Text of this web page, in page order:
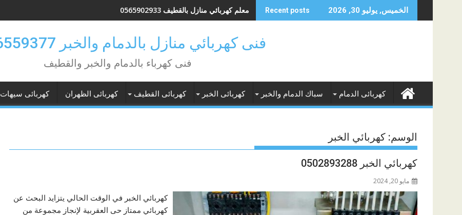
to
الخميس, يوليو 30, 2026 Recent posts معلم كهربائي منازل بالقطيف 0565902933
فنى كهربائي منازل بالدمام والخبر 0546559377
فنى كهرباء بالدمام والخبر والقطيف
كهربائى الدمام سباك الدمام والخبر كهربائى الخبر كهربائى القطيف كهربائى الظهران كهربائى سيهات
الوسم: كهربائي الخبر
كهربائي الخبر 0502893288
مايو 20, 2024
كهربائي الخبر في الوقت الحالي يتزايد البحث عن
كهربائي ممتاز حى العقربية لإنجاز مجموعة من